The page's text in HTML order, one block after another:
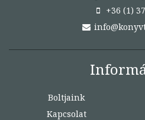
+36 (1)
Boltjaink
Kapcsolat